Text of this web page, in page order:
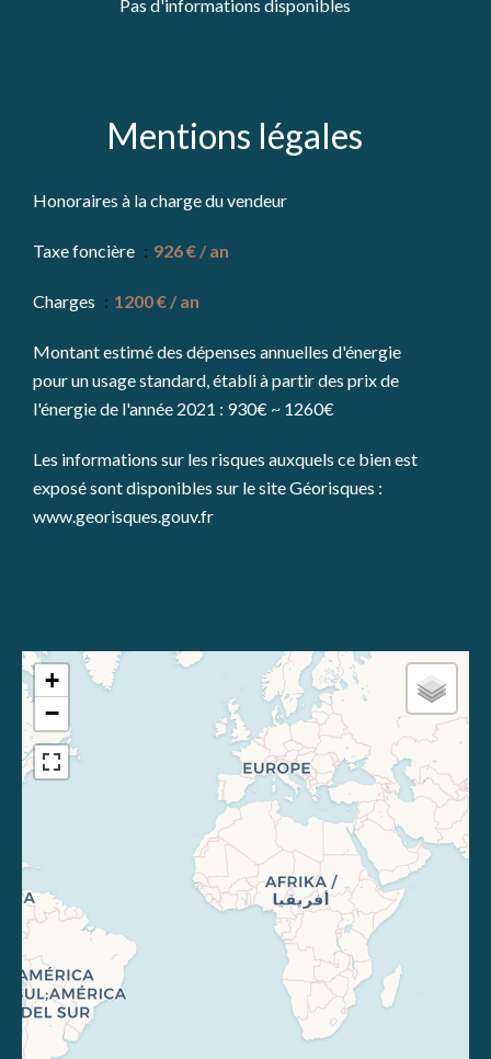
Pas d'informations disponibles
Mentions légales
Honoraires à la charge du vendeur
Taxe foncière 926 € / an
Charges 1200 € / an
Montant estimé des dépenses annuelles d'énergie
pour un usage standard, établi à partir des prix de
l'énergie de l'année 2021 : 930€ ~ 1260€
Les informations sur les risques auxquels ce bien est
exposé sont disponibles sur le site Géorisques :
www.georisques.gouv.fr
+
−